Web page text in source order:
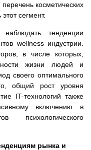
косметических
сегмент.
тенденции
wellness индустрии.
в числе которых,
жизни людей и
своего оптимального
общий рост уровня
IT-технологий также
включению в
психологического
рынка и